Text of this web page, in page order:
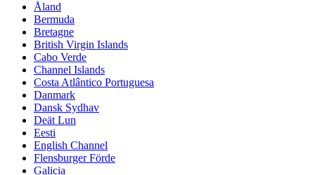
Åland
Bermuda
Bretagne
British Virgin Islands
Cabo Verde
Channel Islands
Costa Atlântico Portuguesa
Danmark
Dansk Sydhav
Deät Lun
Eesti
English Channel
Flensburger Förde
Galicia